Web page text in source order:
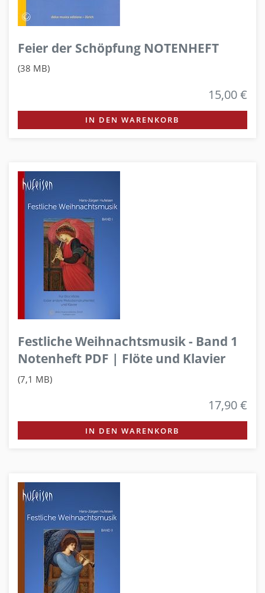
Feier der Schöpfung NOTENHEFT
(38 MB)
15,00 €
IN DEN WARENKORB
Festliche Weihnachtsmusik - Band 1
Notenheft PDF | Flöte und Klavier
(7,1 MB)
17,90 €
IN DEN WARENKORB